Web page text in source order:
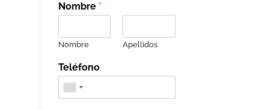
Nombre *
Nombre Apellidos
Teléfono